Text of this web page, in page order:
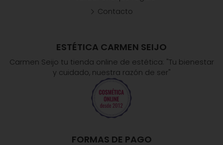
ESTÉTICA CARMEN SEIJO
Carmen Seijo tu tienda online de estética: "Tu bienestar
y cuidado, nuestra razón de ser"
FORMAS DE PAGO
Contacto